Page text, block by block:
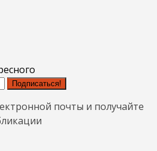
Подписаться!
почты и получайте